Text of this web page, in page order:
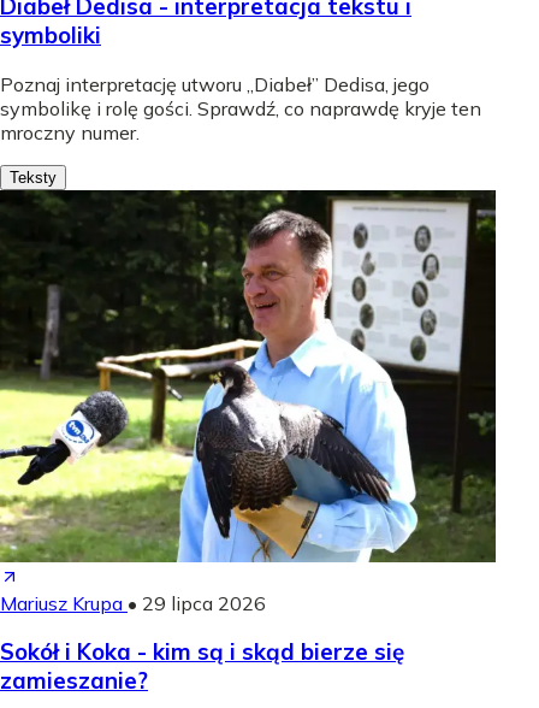
Diabeł Dedisa - interpretacja tekstu i
symboliki
Poznaj interpretację utworu „Diabeł” Dedisa, jego
symbolikę i rolę gości. Sprawdź, co naprawdę kryje ten
mroczny numer.
Teksty
Mariusz Krupa • 29 lipca 2026
Sokół i Koka - kim są i skąd bierze się
zamieszanie?